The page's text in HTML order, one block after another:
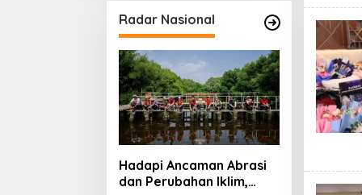
Radar Nasional
Hadapi Ancaman Abrasi
dan Perubahan Iklim,